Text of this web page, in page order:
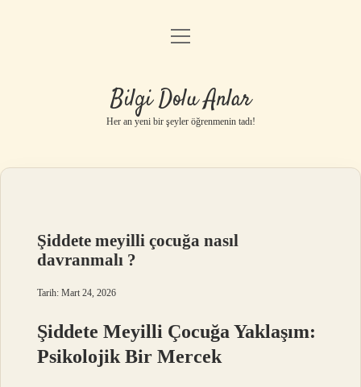
Anasayfa
Yasal Uyarı
menüyü
Bilgi Dolu Anlar
Her an yeni bir şeyler öğrenmenin tadı!
Şiddete meyilli çocuğa nasıl
davranmalı ?
Tarih: Mart 24, 2026
Şiddete Meyilli Çocuğa Yaklaşım:
Psikolojik Bir Mercek